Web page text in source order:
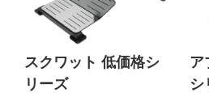
スクワット 低価格シ
リーズ
ア
シ